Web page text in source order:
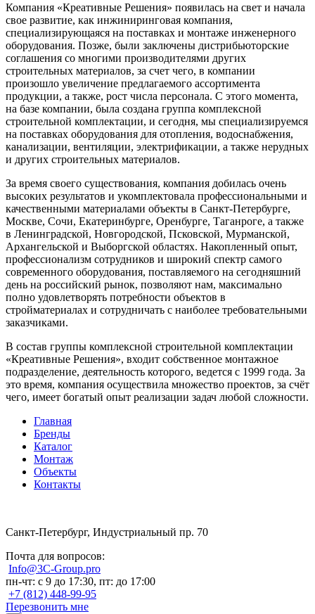
Компания «Креативные Решения» появилась на свет и начала
свое развитие, как инжиниринговая компания,
специализирующаяся на поставках и монтаже инженерного
оборудования. Позже, были заключены дистрибьюторские
соглашения со многими производителями других
строительных материалов, за счет чего, в компании
произошло увеличение предлагаемого ассортимента
продукции, а также, рост числа персонала. С этого момента,
на базе компании, была создана группа комплексной
строительной комплектации, и сегодня, мы специализируемся
на поставках оборудования для отопления, водоснабжения,
канализации, вентиляции, электрификации, а также нерудных
и других строительных материалов.
За время своего существования, компания добилась очень
высоких результатов и укомплектовала профессиональными и
качественными материалами объекты в Санкт-Петербурге,
Москве, Сочи, Екатеринбурге, Оренбурге, Таганроге, а также
в Ленинградской, Новгородской, Псковской, Мурманской,
Архангельской и Выборгской областях. Накопленный опыт,
профессионализм сотрудников и широкий спектр самого
современного оборудования, поставляемого на сегодняшний
день на российский рынок, позволяют нам, максимально
полно удовлетворять потребности объектов в
стройматериалах и сотрудничать с наиболее требовательными
заказчиками.
В состав группы комплексной строительной комплектации
«Креативные Решения», входит собственное монтажное
подразделение, деятельность которого, ведется с 1999 года. За
это время, компания осуществила множество проектов, за счёт
чего, имеет богатый опыт реализации задач любой сложности.
Главная
Бренды
Каталог
Монтаж
Объекты
Контакты
Санкт-Петербург, Индустриальный пр. 70
Почта для вопросов:
Info@3C-Group.pro
пн-чт: с 9 до 17:30, пт: до 17:00
+7 (812) 448-99-95
Перезвонить мне